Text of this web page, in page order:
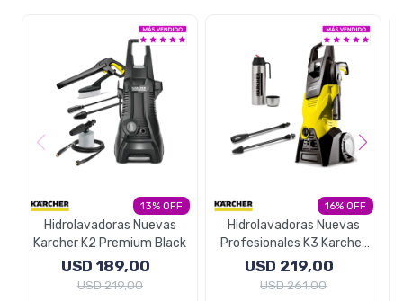
13
Hidrolavadoras Nuevas
Karcher K2 Premium Black
USD 189,00
USD219,00
16
Hidrolavadoras Nuevas
Profesionales K3 Karcher
Alemana - Basic
USD 219,00
USD261,00